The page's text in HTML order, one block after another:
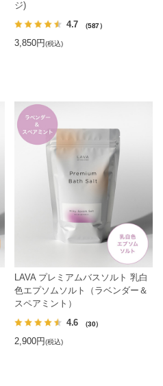
ジ)
4.7 （587）
3,850円(税込)
LAVA プレミアムバスソルト 乳白
色エプソムソルト（ラベンダー＆
スペアミント）
4.6 （30）
2,900円(税込)